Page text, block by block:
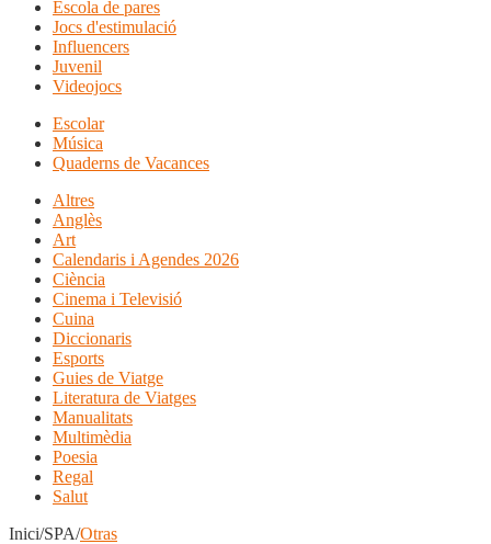
Escola de pares
Jocs d'estimulació
Influencers
Juvenil
Videojocs
Escolar
Música
Quaderns de Vacances
Altres
Anglès
Art
Calendaris i Agendes 2026
Ciència
Cinema i Televisió
Cuina
Diccionaris
Esports
Guies de Viatge
Literatura de Viatges
Manualitats
Multimèdia
Poesia
Regal
Salut
Inici/SPA/Otras